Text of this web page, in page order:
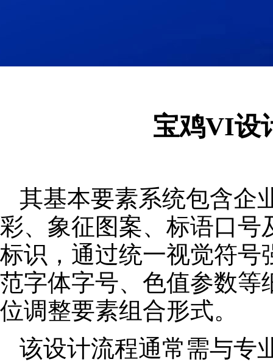
宝鸡VI设
其基本要素系统包含企
彩、象征图案、标语口号
标识，通过统一视觉符号
范字体字号、色值参数等
位调整要素组合形式。
该设计流程通常需与专